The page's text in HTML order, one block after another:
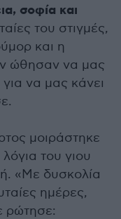
σοφία και
του στιγμές,
και η
ώθησαν να μας
για να μας κάνει
μοιράστηκε
του γιου
«Με δυσκολία
ημέρες,
ρώτησε: